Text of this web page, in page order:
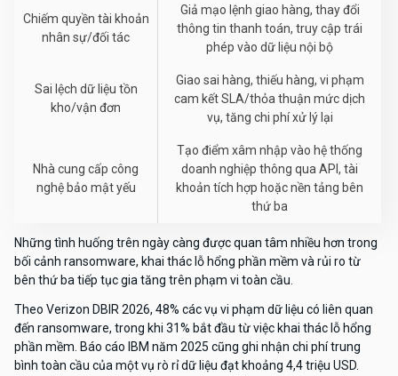
Chiếm quyền tài khoản
nhân sự/đối tác
Giả mạo lệnh giao hàng, thay đổi
thông tin thanh toán, truy cập trái
phép vào dữ liệu nội bộ
Sai lệch dữ liệu tồn
kho/vận đơn
Giao sai hàng, thiếu hàng, vi phạm
cam kết SLA/thỏa thuận mức dịch
vụ, tăng chi phí xử lý lại
Nhà cung cấp công
nghệ bảo mật yếu
Tạo điểm xâm nhập vào hệ thống
doanh nghiệp thông qua API, tài
khoản tích hợp hoặc nền tảng bên
thứ ba
Những tình huống trên ngày càng được quan tâm nhiều hơn trong
bối cảnh ransomware, khai thác lỗ hổng phần mềm và rủi ro từ
bên thứ ba tiếp tục gia tăng trên phạm vi toàn cầu.
Theo Verizon DBIR 2026, 48% các vụ vi phạm dữ liệu có liên quan
đến ransomware, trong khi 31% bắt đầu từ việc khai thác lỗ hổng
phần mềm. Báo cáo IBM năm 2025 cũng ghi nhận chi phí trung
bình toàn cầu của một vụ rò rỉ dữ liệu đạt khoảng 4,4 triệu USD.